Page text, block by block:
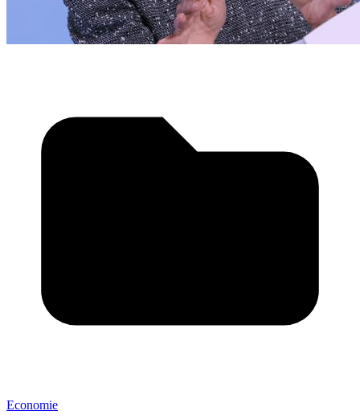
Economie